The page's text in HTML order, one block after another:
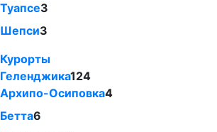
Туапсе3
Шепси3
Курорты
Геленджика124
Архипо-Осиповка4
Бетта6